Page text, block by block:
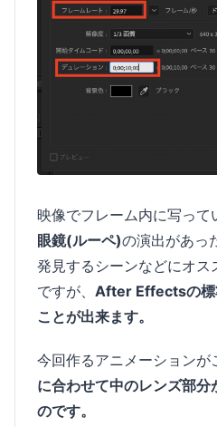
映像でフレーム内に写って
眼鏡(ルーペ)の演出があっ
発見するシーンなどにオス
ですが、 After Effectsの標
ことが出来ます。
今回作るアニメーションが
に合わせて中のレンズ部分
のです。